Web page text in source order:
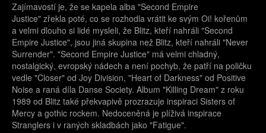
Zajímavostí je, že se kapela alba "Second Empire
Justice" zřekla poté, co se rozhodla vrátit ke svým Oi! kořenům
a velmi dlouho si lidé mysleli, že Blitz, kteří nahráli "Second
Empire Justice", jsou jiná skupina než Blitz, kteří nahráli "Never
Surrender". "Second Empire Justice" má velmi chladný,
nostalgický, evropský nádech a není pochyb, že patří na poličku
vedle "Closer" od Joy Division, "Heart of Darkness" od Positive
Noise a raná díla Danse Society. Album "Killing Dream" z roku
1989 od Blitz také překvapivě prozrazuje inspiraci Sisters of
Mercy a gothic rockem. Nedoceněná je plíživá inspirace
Stranglers i v raných skladbách jako "Fatigue".